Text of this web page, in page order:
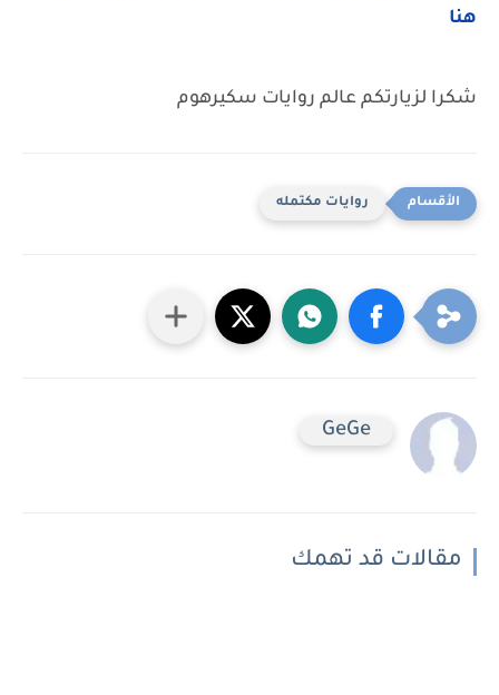
هنا
شكرا لزيارتكم عالم روايات سكيرهوم
روايات مكتمله
GeGe
مقالات قد تهمك